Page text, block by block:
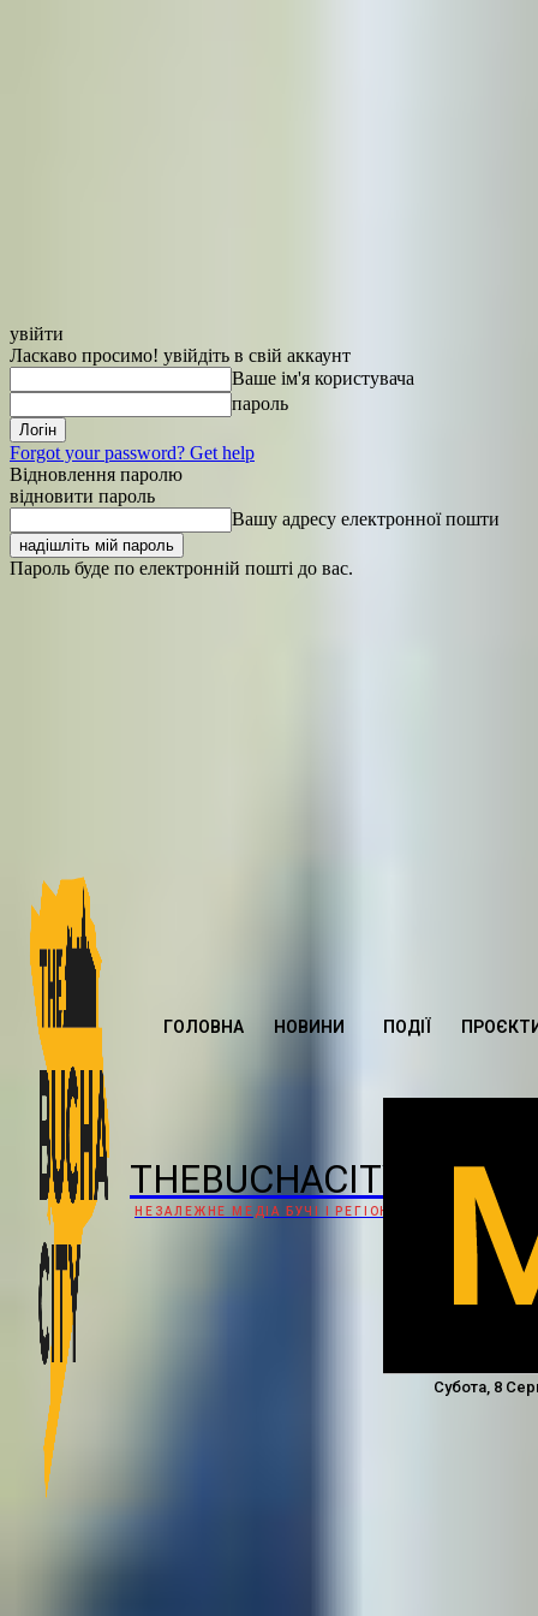
увійти
Ласкаво просимо! увійдіть в свій аккаунт
Ваше ім'я користувача
пароль
Forgot your password? Get help
Відновлення паролю
відновити пароль
Вашу адресу електронної пошти
Пароль буде по електронній пошті до вас.
THEBUCHACITY
НЕЗАЛЕЖНЕ МЕДІА БУЧІ І РЕГІОНУ
ГОЛОВНА НОВИНИ ПОДІЇ
Субота, 8